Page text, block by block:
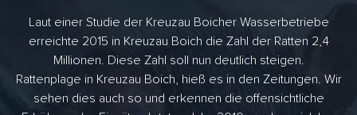
Laut einer Studie der Kreuzau Boicher Wasserbetriebe
erreichte 2015 in Kreuzau Boich die Zahl der Ratten 2,4
Millionen. Diese Zahl soll nun deutlich steigen.
Rattenplage in Kreuzau Boich, hieß es in den Zeitungen. Wir
sehen dies auch so und erkennen die offensichtliche